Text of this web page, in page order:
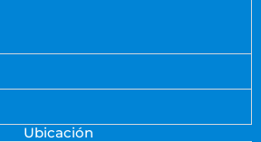
Ubicación